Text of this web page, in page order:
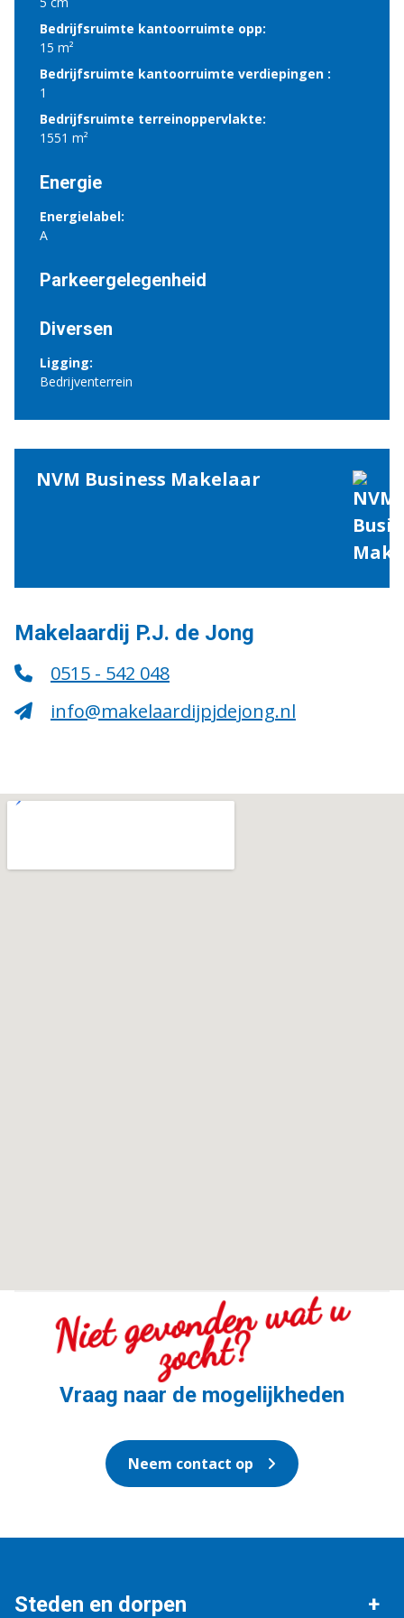
Bedrijfsruimte kantoorruimte opp:
15 m²
Bedrijfsruimte kantoorruimte verdiepingen :
1
Bedrijfsruimte terreinoppervlakte:
1551 m²
Energie
Energielabel:
A
Parkeergelegenheid
Diversen
Ligging:
Bedrijventerrein
NVM Business Makelaar
Makelaardij P.J. de Jong
0515 - 542 048
info@makelaardijpjdejong.nl
Vraag naar de mogelijkheden
Niet gevo
n
de
n
wat
u
zoc
ht
?
Neem contact op
Steden en dorpen